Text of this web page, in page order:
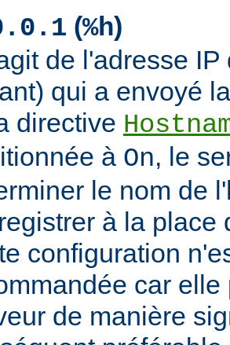
(%h)
de l'adresse
qui a envoyé
directive
à On, le
le nom de
à la place
configuration
car
de manière